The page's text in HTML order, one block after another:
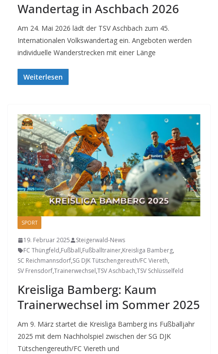
Wandertag in Aschbach 2026
Am 24. Mai 2026 lädt der TSV Aschbach zum 45.
Internationalen Volkswandertag ein. Angeboten werden
individuelle Wanderstrecken mit einer Länge
Weiterlesen
SPORT
19. Februar 2025
Steigerwald-News
FC Thüngfeld,Fußball,Fußballtrainer,Kreisliga Bamberg,
SC Reichmannsdorf,SG DJK Tütschengereuth/FC Viereth,
SV Frensdorf,Trainerwechsel,TSV Aschbach,TSV Schlüsselfeld
Kreisliga Bamberg: Kaum
Trainerwechsel im Sommer 2025
Am 9. März startet die Kreisliga Bamberg ins Fußballjahr
2025 mit dem Nachholspiel zwischen der SG DJK
Tütschengereuth/FC Viereth und